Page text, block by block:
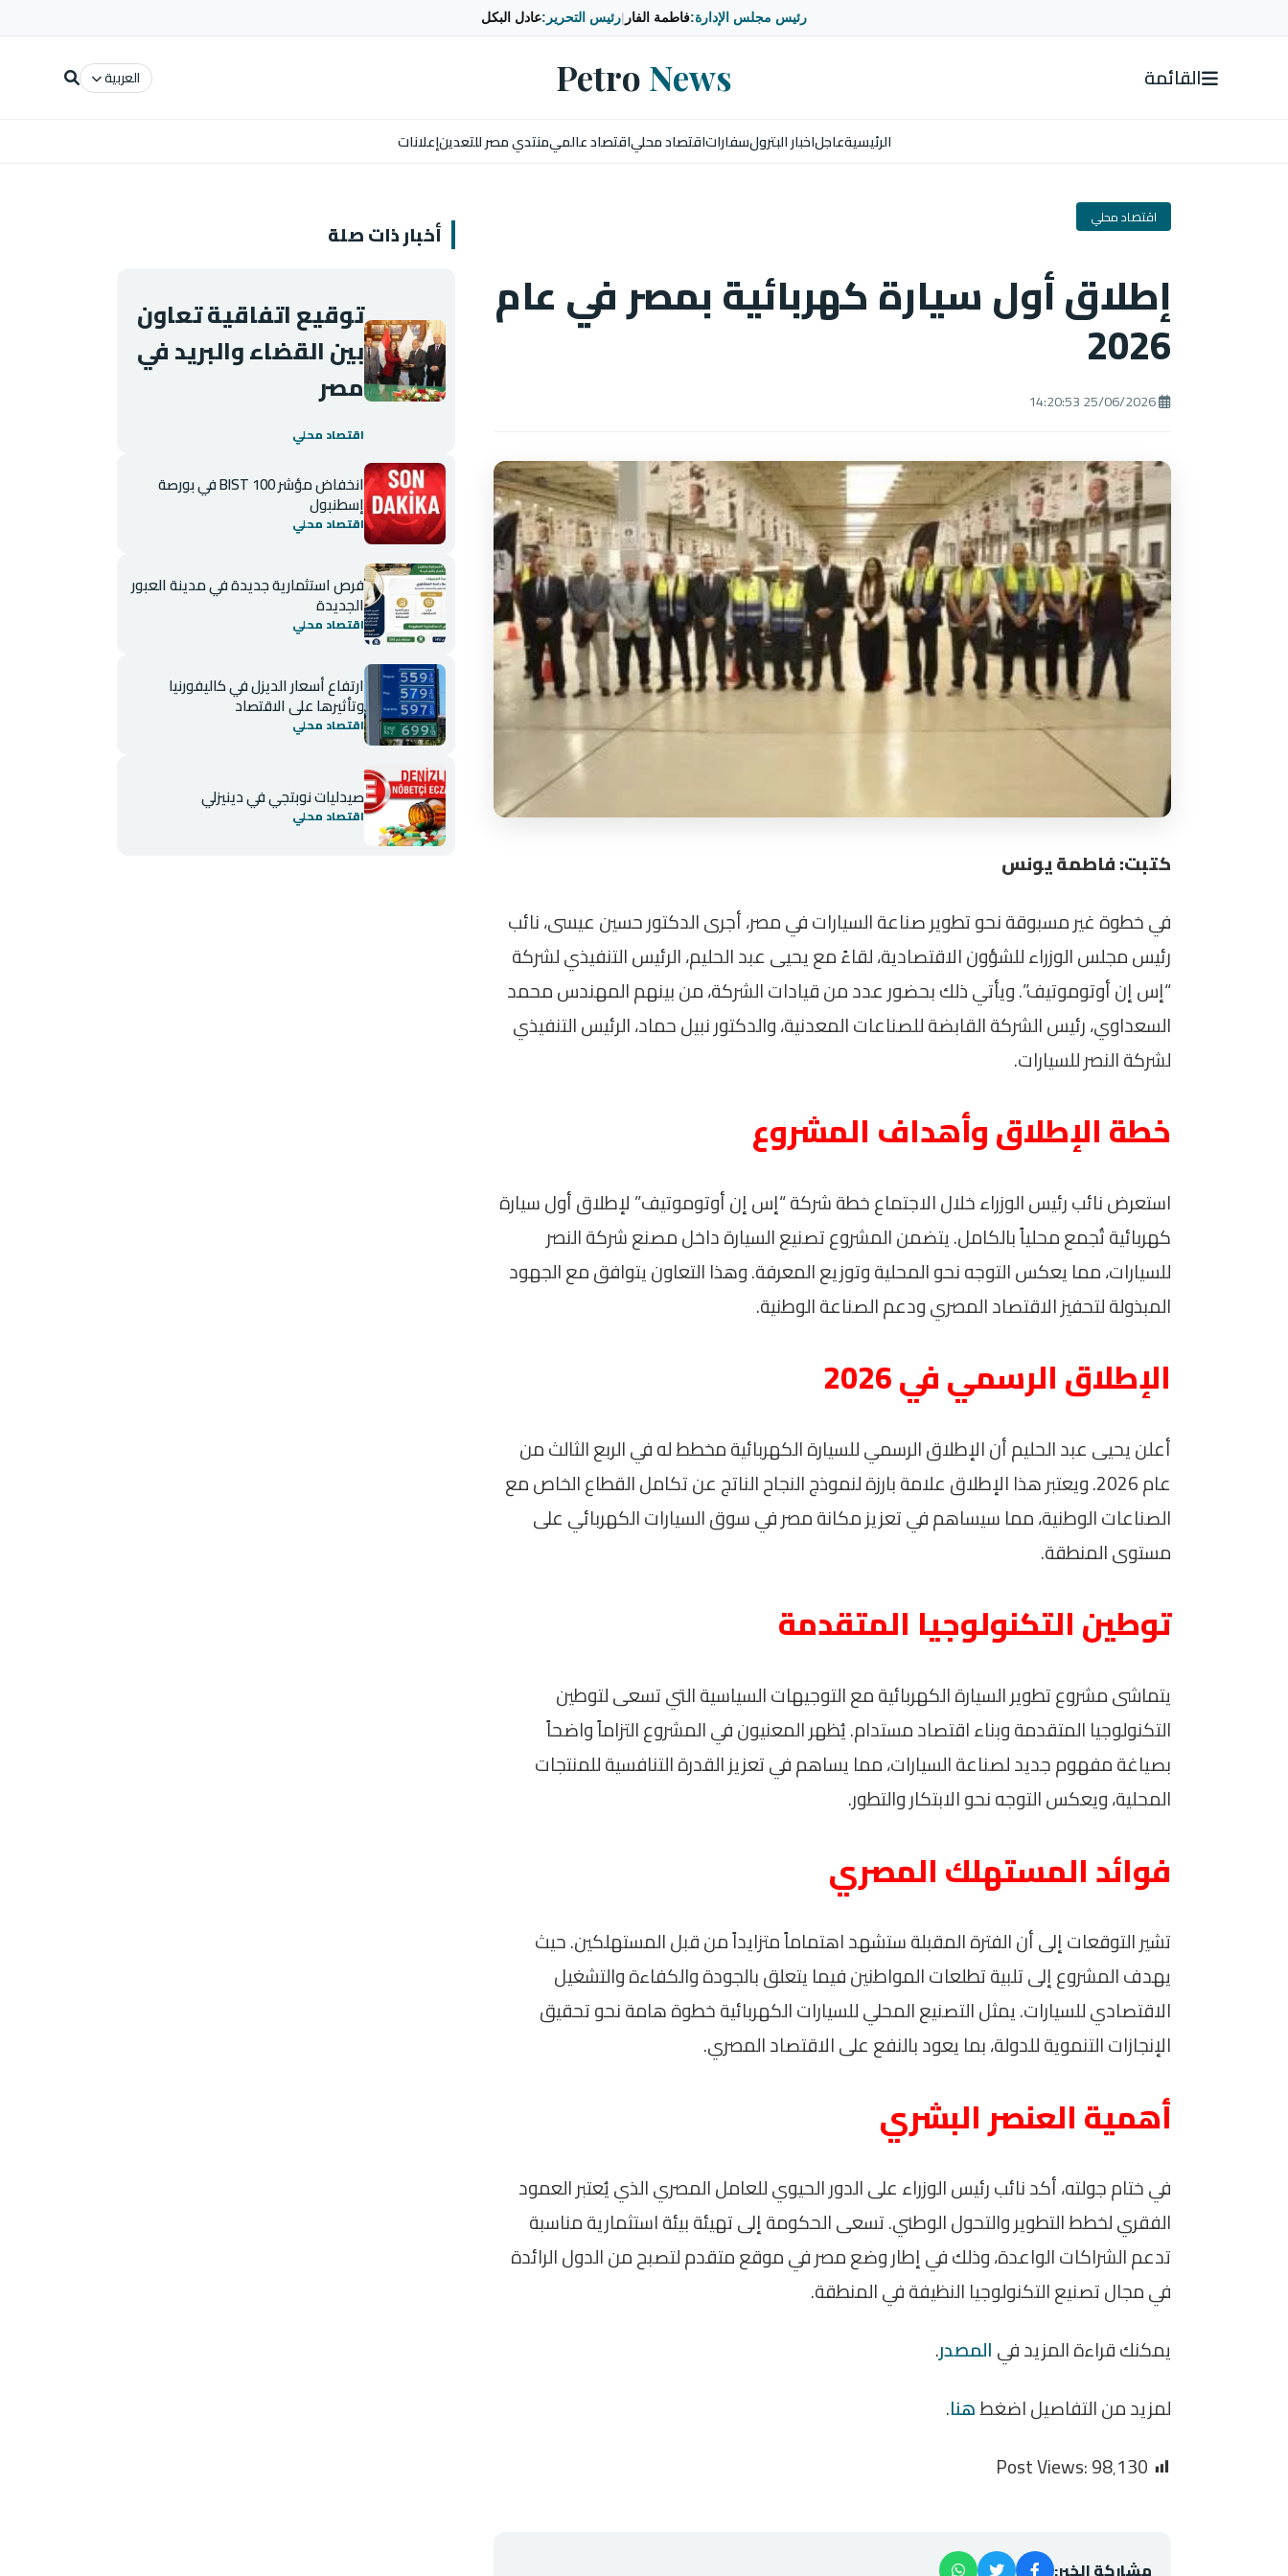
رئيس مجلس الإدارة:فاطمة الفار رئيس التحرير:عادل البكل
القائمة Petro News العربية
الرئيسيةعاجلاخبار البترولسفاراتاقتصاد محلياقتصاد عالميمنتدي مصر للتعدينإعلانات
اقتصاد محلي
إطلاق أول سيارة كهربائية بمصر في عام
2026
كتبت: فاطمة يونس
في خطوة غير مسبوقة نحو تطوير صناعة السيارات في مصر، أجرى الدكتور حسين عيسى، نائب
رئيس مجلس الوزراء للشؤون الاقتصادية، لقاءً مع يحيى عبد الحليم، الرئيس التنفيذي لشركة
“إس إن أوتوموتيف”. ويأتي ذلك بحضور عدد من قيادات الشركة، من بينهم المهندس محمد
السعداوي، رئيس الشركة القابضة للصناعات المعدنية، والدكتور نبيل حماد، الرئيس التنفيذي
لشركة النصر للسيارات.
خطة الإطلاق وأهداف المشروع
استعرض نائب رئيس الوزراء خلال الاجتماع خطة شركة “إس إن أوتوموتيف” لإطلاق أول سيارة
كهربائية تُجمع محلياً بالكامل. يتضمن المشروع تصنيع السيارة داخل مصنع شركة النصر
للسيارات، مما يعكس التوجه نحو المحلية وتوزيع المعرفة. وهذا التعاون يتوافق مع الجهود
المبذولة لتحفيز الاقتصاد المصري ودعم الصناعة الوطنية.
الإطلاق الرسمي في 2026
أعلن يحيى عبد الحليم أن الإطلاق الرسمي للسيارة الكهربائية مخطط له في الربع الثالث من
عام 2026. ويعتبر هذا الإطلاق علامة بارزة لنموذج النجاح الناتج عن تكامل القطاع الخاص مع
الصناعات الوطنية، مما سيساهم في تعزيز مكانة مصر في سوق السيارات الكهربائي على
مستوى المنطقة.
توطين التكنولوجيا المتقدمة
يتماشى مشروع تطوير السيارة الكهربائية مع التوجيهات السياسية التي تسعى لتوطين
التكنولوجيا المتقدمة وبناء اقتصاد مستدام. يُظهر المعنيون في المشروع التزاماً واضحاً
بصياغة مفهوم جديد لصناعة السيارات، مما يساهم في تعزيز القدرة التنافسية للمنتجات
المحلية، ويعكس التوجه نحو الابتكار والتطور.
فوائد المستهلك المصري
تشير التوقعات إلى أن الفترة المقبلة ستشهد اهتماماً متزايداً من قبل المستهلكين. حيث
يهدف المشروع إلى تلبية تطلعات المواطنين فيما يتعلق بالجودة والكفاءة والتشغيل
الاقتصادي للسيارات. يمثل التصنيع المحلي للسيارات الكهربائية خطوة هامة نحو تحقيق
الإنجازات التنموية للدولة، بما يعود بالنفع على الاقتصاد المصري.
أهمية العنصر البشري
في ختام جولته، أكد نائب رئيس الوزراء على الدور الحيوي للعامل المصري الذي يُعتبر العمود
الفقري لخطط التطوير والتحول الوطني. تسعى الحكومة إلى تهيئة بيئة استثمارية مناسبة
تدعم الشراكات الواعدة، وذلك في إطار وضع مصر في موقع متقدم لتصبح من الدول الرائدة
في مجال تصنيع التكنولوجيا النظيفة في المنطقة.
يمكنك قراءة المزيد فيالمصدر.
لمزيد من التفاصيل اضغطهنا.
Post Views:98٬130
مشاركة الخبر:
أخبار ذات صلة
توقيع اتفاقية تعاون
بين القضاء والبريد في
مصر
اقتصاد محلي
انخفاض مؤشر BIST 100 في بورصة
إسطنبول
اقتصاد محلي
فرص استثمارية جديدة في مدينة العبور
الجديدة
اقتصاد محلي
ارتفاع أسعار الديزل في كاليفورنيا
وتأثيرها على الاقتصاد
اقتصاد محلي
صيدليات نوبتجي في دينيزلي
اقتصاد محلي